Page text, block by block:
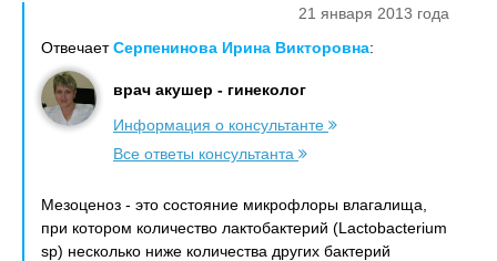
21 января 2013 года
ОтвечаетСерпенинова Ирина Викторовна:
врач акушер - гинеколог
Информация о консультанте
Все ответы консультанта
Мезоценоз - это состояние микрофлоры влагалища,
при котором количество лактобактерий (Lactobacterium
sp) несколько ниже количества других бактерий